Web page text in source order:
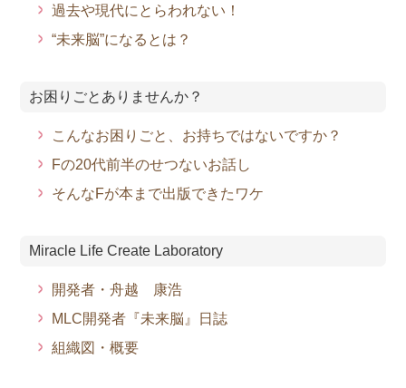
過去や現代にとらわれない！
“未来脳”になるとは？
お困りごとありませんか？
こんなお困りごと、お持ちではないですか？
Fの20代前半のせつないお話し
そんなFが本まで出版できたワケ
Miracle Life Create Laboratory
開発者・舟越 康浩
MLC開発者『未来脳』日誌
組織図・概要